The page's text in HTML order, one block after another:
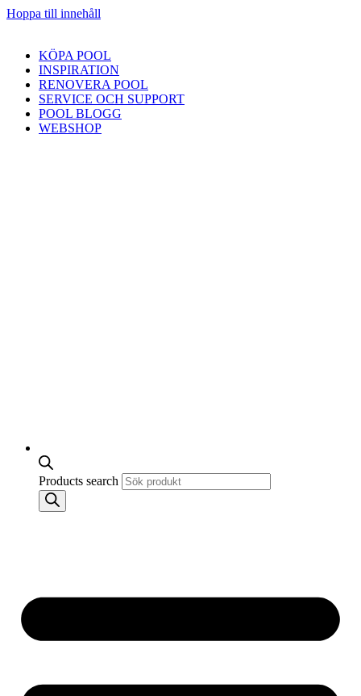
Hoppa till innehåll
KÖPA POOL
INSPIRATION
RENOVERA POOL
SERVICE OCH SUPPORT
POOL BLOGG
WEBSHOP
Products search